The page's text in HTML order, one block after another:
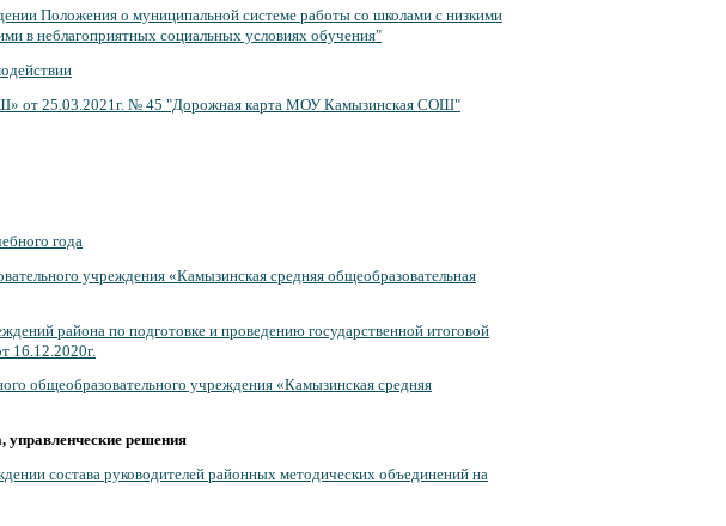
Положения о муниципальной системе работы со школами с низкими
в неблагоприятных социальных условиях обучения"
от 25.03.2021г. № 45 "Дорожная карта МОУ Камызинская СОШ"
года
учреждения «Камызинская средняя общеобразовательная
района по подготовке и проведению государственной итоговой
16.12.2020г.
общеобразовательного учреждения «Камызинская средняя
управленческие решения
состава руководителей районных методических объединений на